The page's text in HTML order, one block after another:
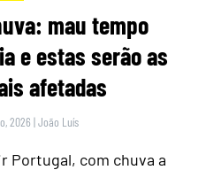
mau tempo
e estas serão as
afetadas
2026 |João Luís
Portugal, com chuva a